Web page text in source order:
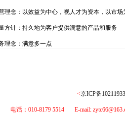
理念：以效益为中心，视人才为资本，以市
方针：持久地为客户提供满意的产品和服务
理念：满意多一点
<京ICP备
电话：010-8179 5514 E-mail: